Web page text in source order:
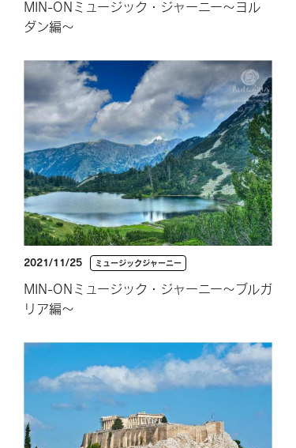
MIN-ONミュージック・ジャーニー～ヨル
ダン編～
2021/11/25 ミュージックジャーニー
MIN-ONミュージック・ジャーニー～ブルガ
リア編～